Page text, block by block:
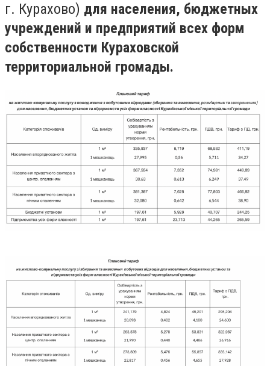
г. Курахово) для населения, бюджетных
учреждений и предприятий всех форм
собственности Кураховской
территориальной громады.